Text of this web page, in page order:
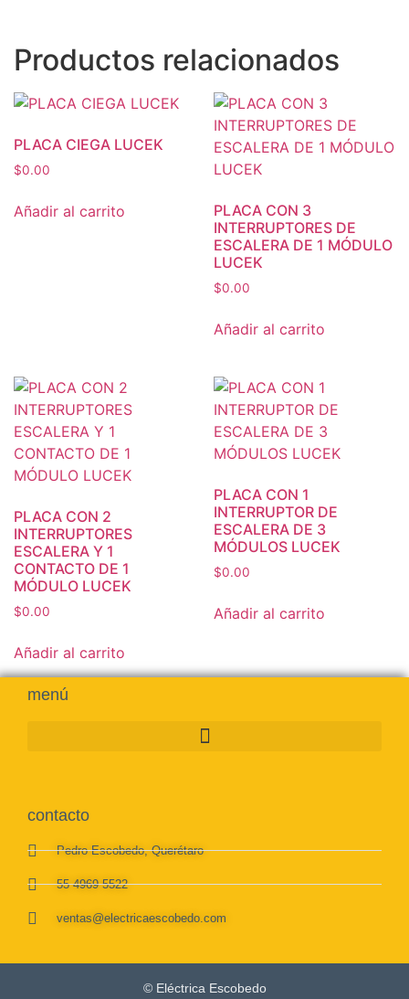
Productos relacionados
PLACA CIEGA LUCEK
$0.00
Añadir al carrito
PLACA CON 3
INTERRUPTORES DE
ESCALERA DE 1 MÓDULO
LUCEK
$0.00
Añadir al carrito
PLACA CON 2
INTERRUPTORES
ESCALERA Y 1
CONTACTO DE 1
MÓDULO LUCEK
$0.00
Añadir al carrito
PLACA CON 1
INTERRUPTOR DE
ESCALERA DE 3
MÓDULOS LUCEK
$0.00
Añadir al carrito
menú
contacto
Pedro Escobedo, Querétaro
55 4969 5522
ventas@electricaescobedo.com
© Eléctrica Escobedo